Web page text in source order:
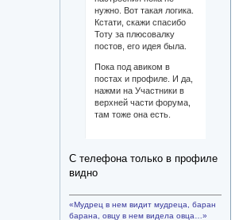
нужно. Вот такая логика.
Кстати, скажи спасибо
Тоту за плюсовалку
постов, его идея была.
Пока под авиком в
постах и профиле. И да,
нажми на Участники в
верхней части форума,
там тоже она есть.
С телефона только в профиле
видно
«Мудрец в нем видит мудреца, баран
барана, овцу в нем видела овца…»